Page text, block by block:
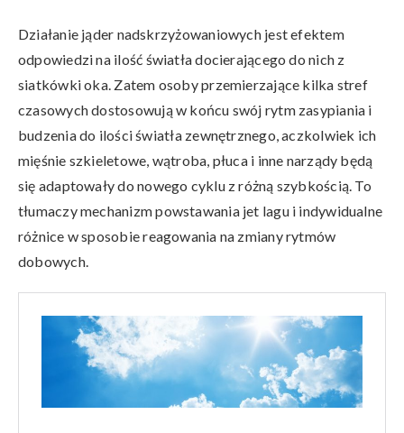
Działanie jąder nadskrzyżowaniowych jest efektem
odpowiedzi na ilość światła docierającego do nich z
siatkówki oka. Zatem osoby przemierzające kilka stref
czasowych dostosowują w końcu swój rytm zasypiania i
budzenia do ilości światła zewnętrznego, aczkolwiek ich
mięśnie szkieletowe, wątroba, płuca i inne narządy będą
się adaptowały do nowego cyklu z różną szybkością. To
tłumaczy mechanizm powstawania jet lagu i indywidualne
różnice w sposobie reagowania na zmiany rytmów
dobowych.